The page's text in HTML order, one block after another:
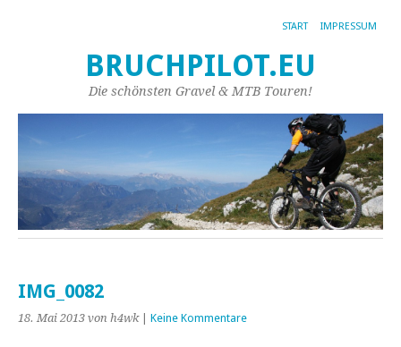
START IMPRESSUM
BRUCHPILOT.EU
Die schönsten Gravel & MTB Touren!
IMG_0082
18. Mai 2013 von h4wk| Keine Kommentare